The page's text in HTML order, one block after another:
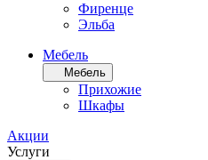
Фиренце
Эльба
Мебель
Мебель
Прихожие
Шкафы
Акции
Услуги